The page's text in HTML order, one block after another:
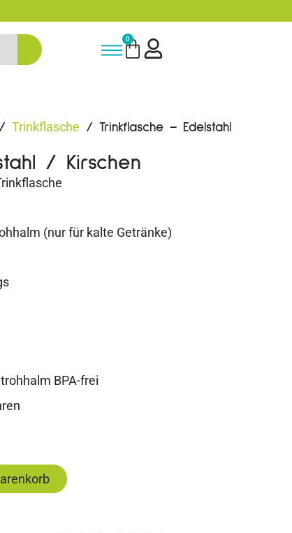
0
Trinkflasche / Trinkflasche – Edelstahl
/ Kirschen
(nur für kalte Getränke)
BPA-frei